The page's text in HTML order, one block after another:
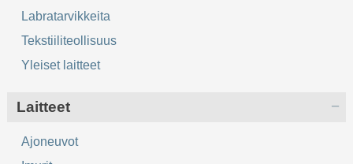
Labratarvikkeita
Tekstiiliteollisuus
Yleiset laitteet
Laitteet
Ajoneuvot